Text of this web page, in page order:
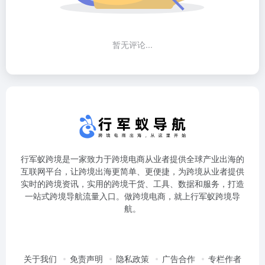
暂无评论...
行军蚁跨境是一家致力于跨境电商从业者提供全球产业出海的
互联网平台，让跨境出海更简单、更便捷，为跨境从业者提供
实时的跨境资讯，实用的跨境干货、工具、数据和服务，打造
一站式跨境导航流量入口。做跨境电商，就上行军蚁跨境导
航。
关于我们 免责声明 隐私政策 广告合作 专栏作者